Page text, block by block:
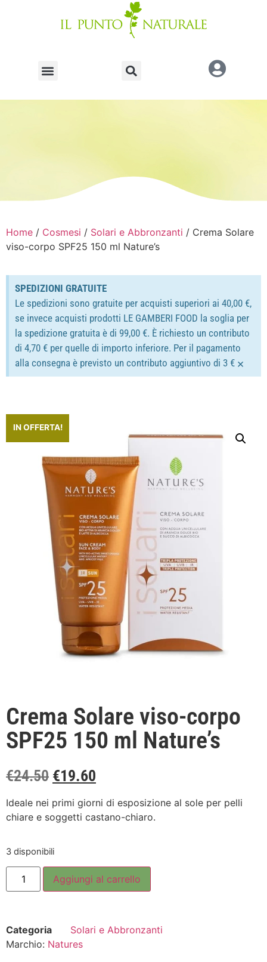
Home / Cosmesi / Solari e Abbronzanti / Crema Solare
viso-corpo SPF25 150 ml Nature’s
SPEDIZIONI GRATUITE
Le spedizioni sono gratuite per acquisti superiori ai 40,00 €,
se invece acquisti prodotti LE GAMBERI FOOD la soglia per
la spedizione gratuita è di 99,00 €. È richiesto un contributo
di 4,70 € per quelle di importo inferiore. Per il pagamento
alla consegna è previsto un contributo aggiuntivo di 3 € ×
IN OFFERTA!
Crema Solare viso-corpo
SPF25 150 ml Nature’s
€24.50 €19.60
Ideale nei primi giorni di esposizione al sole per pelli
chiare e soggetti castano-chiaro.
3 disponibili
Aggiungi al carrello
Categoria
Solari e Abbronzanti
Marchio: Natures